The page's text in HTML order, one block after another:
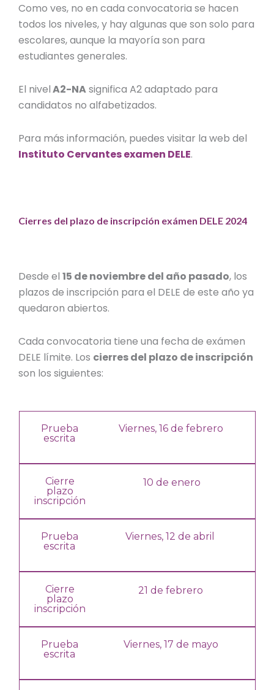
Como ves, no en cada convocatoria se hacen
todos los niveles, y hay algunas que son solo para
escolares, aunque la mayoría son para
estudiantes generales.
El nivelA2-NAsignifica A2 adaptado para
candidatos no alfabetizados.
Para más información, puedes visitar la web del
Instituto Cervantes examen DELE.
Cierres del plazo de inscripción exámen DELE 2024
Desde el15 de noviembre del año pasado, los
plazos de inscripción para el DELE de este año ya
quedaron abiertos.
Cada convocatoria tiene una fecha de exámen
DELE límite. Los cierres del plazo de inscripción
son los siguientes:
Prueba
escrita
Viernes, 16 de febrero
Cierre
plazo
inscripción
10 de enero
Prueba
escrita
Viernes, 12 de abril
Cierre
plazo
inscripción
21 de febrero
Prueba
escrita
Viernes, 17 de mayo